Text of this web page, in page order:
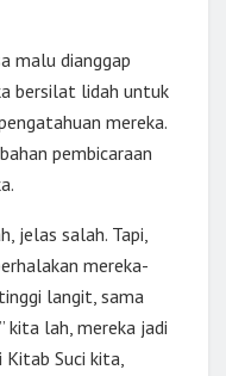
malu dianggap
bersilat lidah untuk
mereka.
pembicaraan
jelas salah. Tapi,
mereka-
langit, sama
kita lah, mereka jadi
Kitab Suci kita,